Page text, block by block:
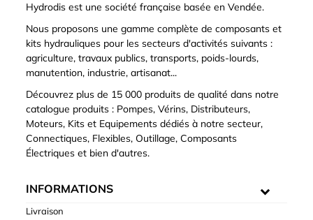
Hydrodis est une société française basée en Vendée.
Nous proposons une gamme complète de composants et
kits hydrauliques pour les secteurs d'activités suivants :
agriculture, travaux publics, transports, poids-lourds,
manutention, industrie, artisanat...
Découvrez plus de 15 000 produits de qualité dans notre
catalogue produits : Pompes, Vérins, Distributeurs,
Moteurs, Kits et Equipements dédiés à notre secteur,
Connectiques, Flexibles, Outillage, Composants
Électriques et bien d'autres.
INFORMATIONS
Livraison